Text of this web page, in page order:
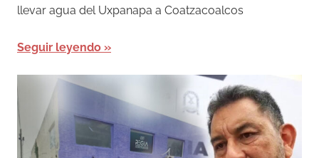
llevar agua del Uxpanapa a Coatzacoalcos
Seguir leyendo